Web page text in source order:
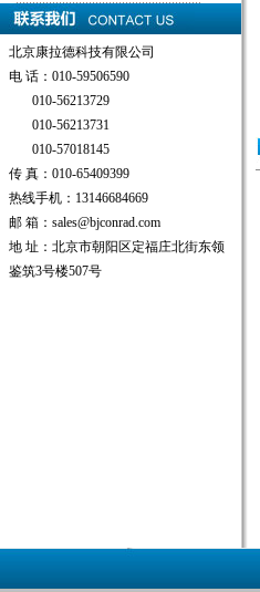
北京康拉德科技有限公司
电 话：010-59506590
010-56213729
010-56213731
010-57018145
传 真：010-65409399
热线手机：13146684669
邮 箱：sales@bjconrad.com
地 址：北京市朝阳区定福庄北街东领
鉴筑3号楼507号